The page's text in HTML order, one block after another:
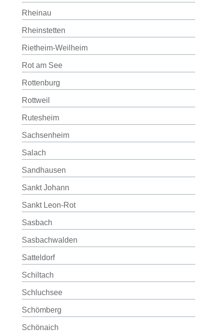
Rheinau
Rheinstetten
Rietheim-Weilheim
Rot am See
Rottenburg
Rottweil
Rutesheim
Sachsenheim
Salach
Sandhausen
Sankt Johann
Sankt Leon-Rot
Sasbach
Sasbachwalden
Satteldorf
Schiltach
Schluchsee
Schömberg
Schönaich